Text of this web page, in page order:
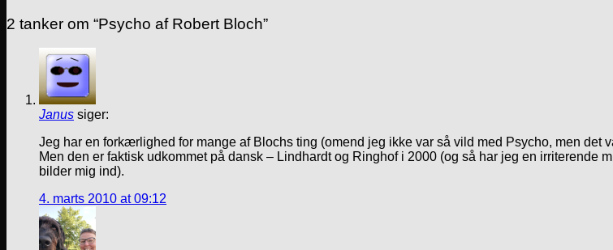
2 tanker om “Psycho af Robert Bloch”
Janus siger:
Jeg har en forkærlighed for mange af Blochs ting (omend jeg ikke var så vild med Psycho, men det
Men den er faktisk udkommet på dansk – Lindhardt og Ringhof i 2000 (og så har jeg en
bilder mig ind).
4. marts 2010 at 09:12